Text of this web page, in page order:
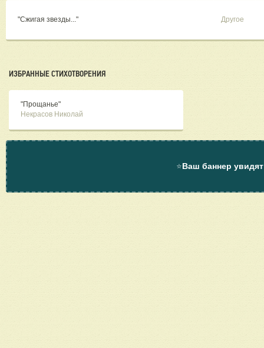
"Сжигая звезды..." Другое
ИЗБРАННЫЕ СТИХОТВОРЕНИЯ
"Прощанье"
Некрасов Николай
⭐Ваш баннер